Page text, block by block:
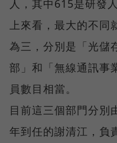
人，其中615是研發
上來看，最大的不
為三，分別是「光儲
部」和「無線通訊事
員數目相當。
目前這三個部門分別
年到任的謝清江，負